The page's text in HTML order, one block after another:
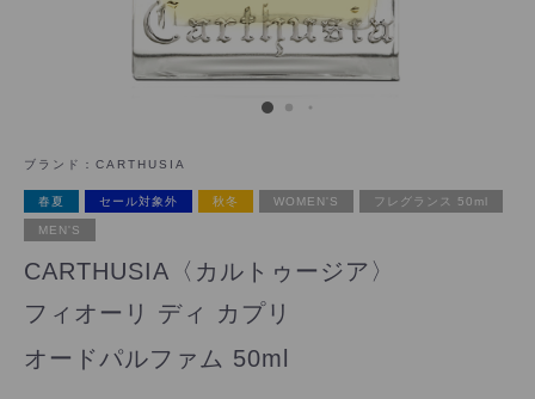
ブランド： CARTHUSIA
春夏 セール対象外 秋冬 WOMEN'S フレグランス 50ml
MEN'S
CARTHUSIA〈カルトゥージア〉
フィオーリ ディ カプリ
オードパルファム 50ml